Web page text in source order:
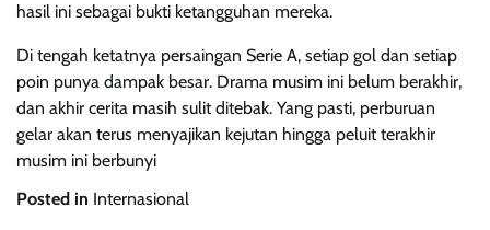
hasil ini sebagai bukti ketangguhan mereka.
Di tengah ketatnya persaingan Serie A, setiap gol dan setiap
poin punya dampak besar. Drama musim ini belum berakhir,
dan akhir cerita masih sulit ditebak. Yang pasti, perburuan
gelar akan terus menyajikan kejutan hingga peluit terakhir
musim ini berbunyi
Posted in Internasional